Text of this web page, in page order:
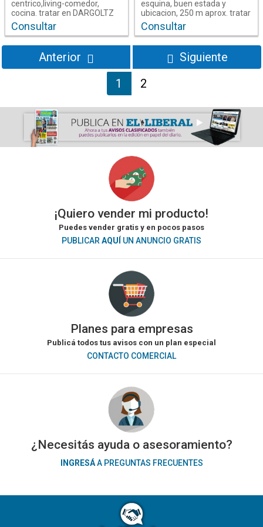
centrico,living-comedor,
cocina. tratar en DARGOLTZ
NEGOCIOS INMOBILIARIOS,
Jujuy Nº380, tel :4218418, cel
en Santiago del Estero
--- Habitaciones | Baños
Consultar
esquina, buen estada y
ubicacion, 250 m aprox. tratar
en DARGOLTZ NEGOCIOS
INMOBILIARIOS, Jujuy Nº380,
en Santiago del Estero
--- Habitaciones | Baños
Consultar
Anterior
1
2
Siguiente
¡Quiero vender mi producto!
Puedes vender gratis y en pocos pasos
PUBLICARAQUÍ UN ANUNCIO GRATIS
Planes para empresas
Publicá todos tus avisos con un plan especial
CONTACTO COMERCIAL
¿Necesitás ayuda o asesoramiento?
INGRESÁA PREGUNTAS FRECUENTES